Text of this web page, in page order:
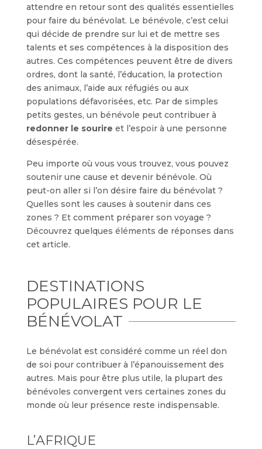
attendre en retour sont des qualités essentielles
pour faire du bénévolat. Le bénévole, c’est celui
qui décide de prendre sur lui et de mettre ses
talents et ses compétences à la disposition des
autres. Ces compétences peuvent être de divers
ordres, dont la santé, l’éducation, la protection
des animaux, l’aide aux réfugiés ou aux
populations défavorisées, etc. Par de simples
petits gestes, un bénévole peut contribuer à
redonner le sourire et l’espoir à une personne
désespérée.
Peu importe où vous vous trouvez, vous pouvez
soutenir une cause et devenir bénévole. Où
peut-on aller si l’on désire faire du bénévolat ?
Quelles sont les causes à soutenir dans ces
zones ? Et comment préparer son voyage ?
Découvrez quelques éléments de réponses dans
cet article.
DESTINATIONS
POPULAIRES POUR LE
BÉNÉVOLAT
Le bénévolat est considéré comme un réel don
de soi pour contribuer à l’épanouissement des
autres. Mais pour être plus utile, la plupart des
bénévoles convergent vers certaines zones du
monde où leur présence reste indispensable.
L’AFRIQUE